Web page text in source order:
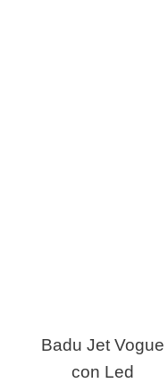
Badu Jet Vogue
con Led